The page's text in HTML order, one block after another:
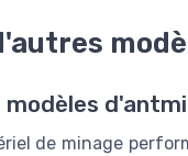
de minage